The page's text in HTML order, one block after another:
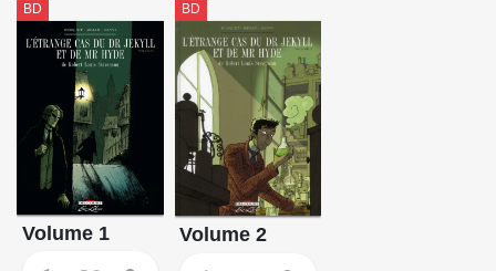
BD
Volume 1
BD
Volume 2